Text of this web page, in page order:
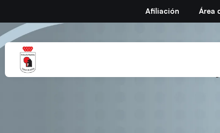
Afiliación Área
Circular Nº 42 –